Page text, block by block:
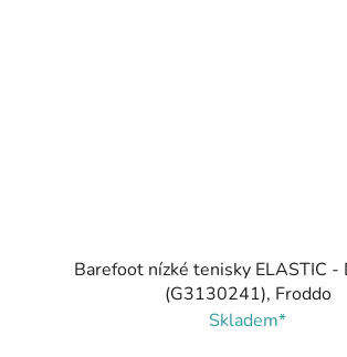
Barefoot nízké tenisky ELASTIC -
(G3130241), Froddo
Skladem*